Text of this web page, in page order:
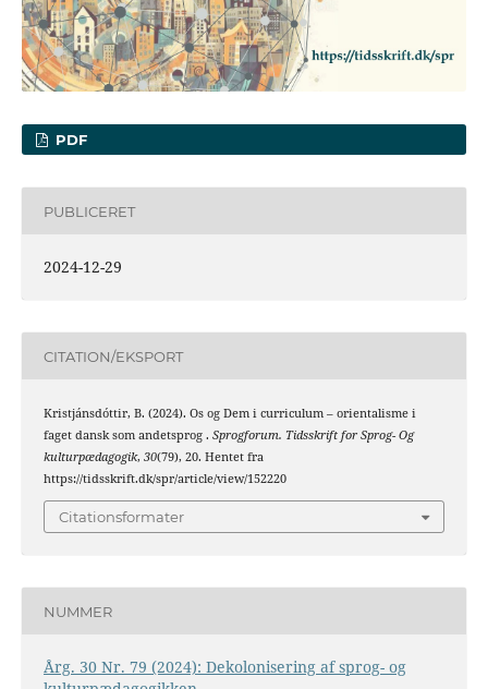
PDF
PUBLICERET
2024-12-29
CITATION/EKSPORT
Kristjánsdóttir, B. (2024). Os og Dem i curriculum – orientalisme i
faget dansk som andetsprog . Sprogforum. Tidsskrift for Sprog- Og
kulturpædagogik, 30(79), 20. Hentet fra
https://tidsskrift.dk/spr/article/view/152220
Citationsformater
NUMMER
Årg. 30 Nr. 79 (2024): Dekolonisering af sprog- og